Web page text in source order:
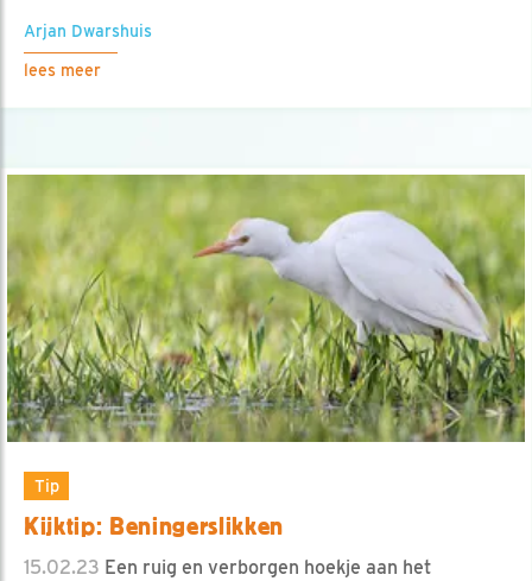
Arjan Dwarshuis
lees meer
Tip
Kijktip: Beningerslikken
15.02.23 Een ruig en verborgen hoekje aan het